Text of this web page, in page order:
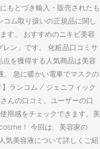
もとづき輸入・販売されたも
ム取り扱いの正規品に関し
す。 おすすめのニキビ美容
レン」です。 化粧品口コミサ
点を獲得する人気商品は美容
。 急に暖かい電車でマスクの
ランコム / ジェニフィック
んの口コミ。ユーザーの口
用感をチェックできます。美
！ 今回は、美容家の
気美容液について詳しくご紹